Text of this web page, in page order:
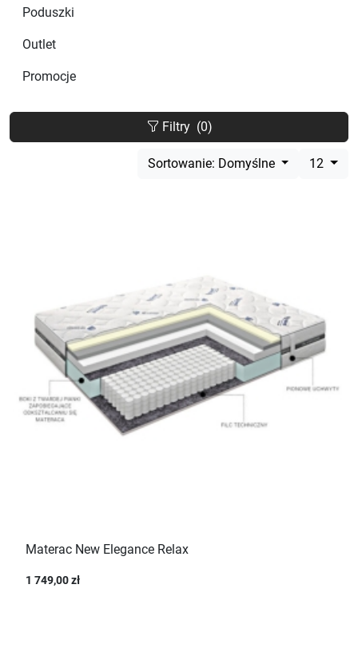
Poduszki
Outlet
Promocje
Filtry (0)
Sortowanie: Domyślne 12
Materac New Elegance Relax
1 749,00 zł